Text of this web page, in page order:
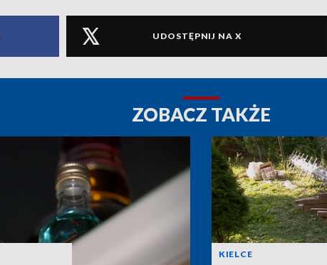
UDOSTĘPNIJ NA X
ZOBACZ TAKŻE
KIELCE